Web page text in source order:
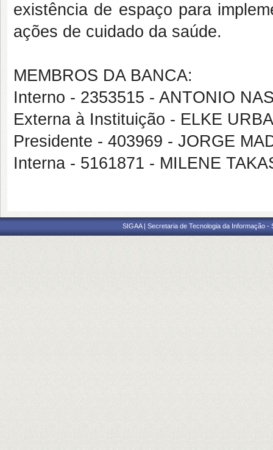
existência de espaço para
ações de cuidado da saúde.
MEMBROS DA BANCA:
Interno - 2353515 - ANTONIO
Externa à Instituição - ELKE
Presidente - 403969 - JORGE
Interna - 5161871 - MILENE
SIGAA | Secretaria de Tecnologia da Informação